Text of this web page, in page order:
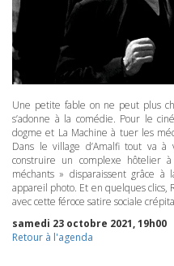
Une petite fable on ne peut plus
s’adonne à la comédie. Pour le
dogme et La Machine à tuer les
Dans le village d’Amalfi tout va à
construire un complexe hôtelier
méchants » disparaissent grâce
appareil photo. Et en quelques clics,
avec cette féroce satire sociale
samedi 23 octobre 2021, 19h00
Retour à l'agenda